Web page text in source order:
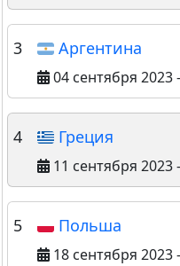
3 Аргентина
04 сентября 2023
4 Греция
11 сентября 2023
5 Польша
18 сентября 2023